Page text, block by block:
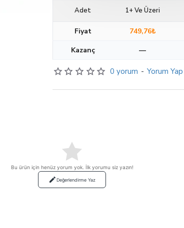
0 yorum - Yorum Yap
Adet 1+ Ve Üzeri
Fiyat 749,76₺
Kazanç
—
Bu ürün için henüz yorum yok. İlk yorumu siz yazın!
Değerlendirme Yaz